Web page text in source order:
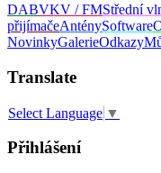
DABVKV / FMStřední
přijímačeAnténySoftware
NovinkyGalerieOdkazy
Translate
Select Language ▼
Přihlášení